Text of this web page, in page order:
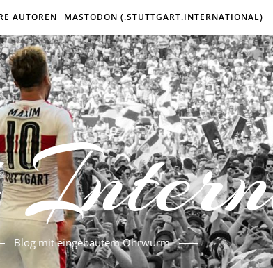
AUTOREN MASTODON (.STUTTGART.INTERNATIONAL)
Blog mit eingebautem Ohrwurm